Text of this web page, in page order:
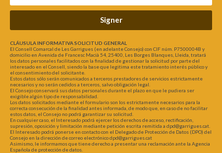
Signer
CLÁUSULA INFORMATIVA SOLICITUD GENERAL
El Consell Comarcal de Les Garrigues (en adelante Consejo) con CIF núm. P7500004B y
domicilio en Avenida de Francesc Macià 54, 25400, Les Borges Blanques, Lleida, tratará
los datos personales facilitados con la finalidad de gestionar la solicitud por parte del
interesado en el Consell, siendo la base que legitima este tratamiento interés público y
el consentimiento del solicitante.
Estos datos sólo serán comunicados a terceros prestadores de servicios estrictamente
necesarios y no serán cedidos a terceros, salvo obligación legal.
El Consejo conservará sus datos personales durante el plazo en que le pudiera ser
exigible algún tipo de responsabilidad.
Los datos solicitados mediante el formulario son los estrictamente necesarios para la
correcta consecución de la finalidad antes informada, de modo que, en caso de no facilitar
estos datos, el Consejo no podrá garantizar su solicitud.
En cualquier caso, el Interesado podrá ejercer los derechos de acceso, rectificación,
supresión, oposición y limitación mediante petición escrita remitida a dpd@garrigues.cat.
El Interesado podrá ponerse en contacto con el Delegado de Protección de Datos (DPO) del
Consejo en la dirección de correo electrónico dpd@garrigues.cat
Asimismo, le informamos que tiene derecho a presentar una reclamación ante la Agencia
Española de protección de datos.